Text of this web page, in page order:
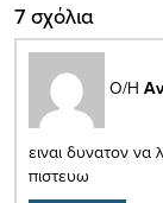
7 σχόλια
Ο/Η
ειναι δυνατον
πιστευω